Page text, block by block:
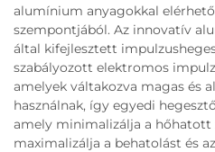
alumínium anyagokkal
szempontjából. Az innovatív
által kifejlesztett
szabályozott elektromos
amelyek váltakozva magas és
használnak, így egyedi
amely minimalizálja a hőhatott
maximalizálja a behatolást és